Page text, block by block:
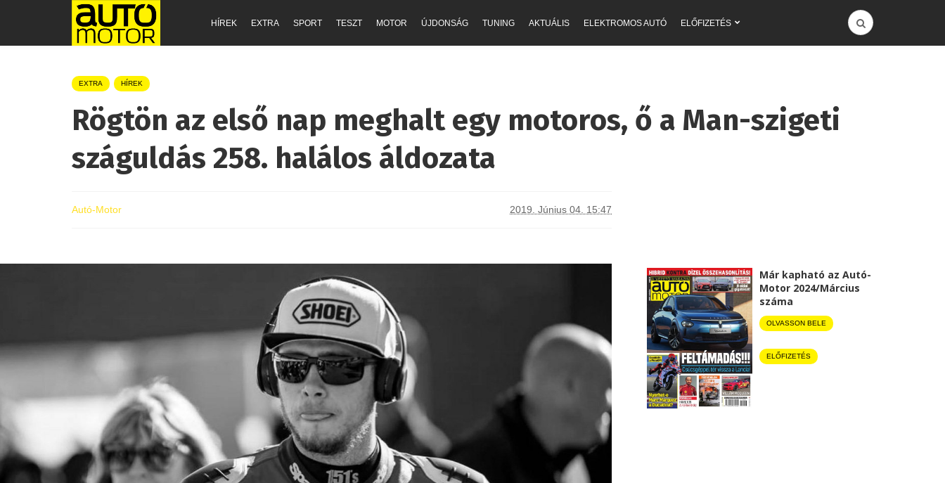
HÍREK EXTRA SPORT TESZT MOTOR ÚJDONSÁG TUNING AKTUÁLIS ELEKTROMOS AUTÓ ELŐFIZETÉS
EXTRA HÍREK
Rögtön az első nap meghalt egy motoros, ő a Man-szigeti
száguldás 258. halálos áldozata
Autó-Motor 2019. Június 04. 15:47
Már kapható az Autó-
Motor 2024/Március
száma
OLVASSON BELE
ELŐFIZETÉS